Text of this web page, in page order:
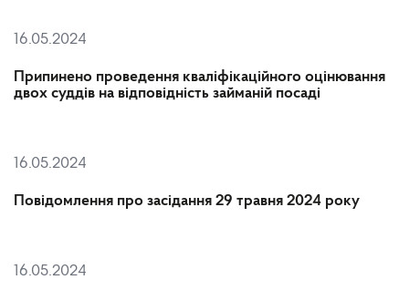
16.05.2024
Припинено проведення кваліфікаційного оцінювання
двох суддів на відповідність займаній посаді
16.05.2024
Повідомлення про засідання 29 травня 2024 року
16.05.2024